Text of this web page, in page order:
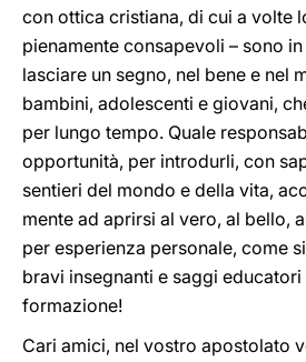
con ottica cristiana, di cui a volte
pienamente consapevoli – sono
lasciare un segno, nel bene e nel
bambini, adolescenti e giovani,
per lungo tempo. Quale
opportunità, per introdurli, con
sentieri del mondo e della vita,
mente ad aprirsi al vero, al bello,
per esperienza personale, come
bravi insegnanti e saggi
formazione!
Cari amici, nel vostro apostolato